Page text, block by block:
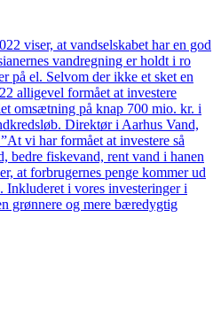
viser, at vandselskabet har en god
vandregning er holdt i ro
på el. Selvom der ikke et sket en
alligevel formået at investere
omsætning på knap 700 mio. kr. i
Direktør i Aarhus Vand,
vi har formået at investere så
bedre fiskevand, rent vand i hanen
at forbrugernes penge kommer ud
Inkluderet i vores investeringer i
grønnere og mere bæredygtig